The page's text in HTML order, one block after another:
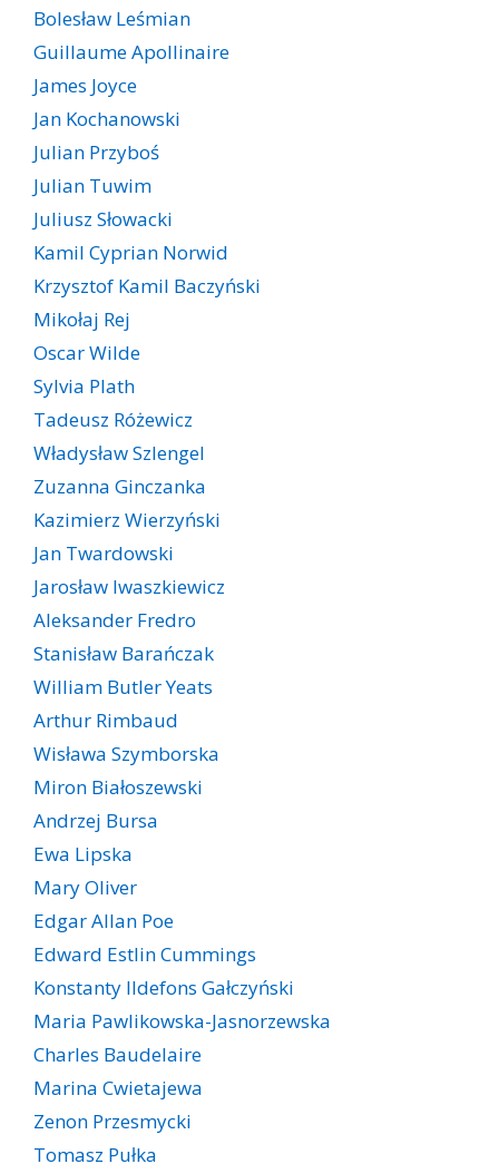
Bolesław Leśmian
Guillaume Apollinaire
James Joyce
Jan Kochanowski
Julian Przyboś
Julian Tuwim
Juliusz Słowacki
Kamil Cyprian Norwid
Krzysztof Kamil Baczyński
Mikołaj Rej
Oscar Wilde
Sylvia Plath
Tadeusz Różewicz
Władysław Szlengel
Zuzanna Ginczanka
Kazimierz Wierzyński
Jan Twardowski
Jarosław Iwaszkiewicz
Aleksander Fredro
Stanisław Barańczak
William Butler Yeats
Arthur Rimbaud
Wisława Szymborska
Miron Białoszewski
Andrzej Bursa
Ewa Lipska
Mary Oliver
Edgar Allan Poe
Edward Estlin Cummings
Konstanty Ildefons Gałczyński
Maria Pawlikowska-Jasnorzewska
Charles Baudelaire
Marina Cwietajewa
Zenon Przesmycki
Tomasz Pułka